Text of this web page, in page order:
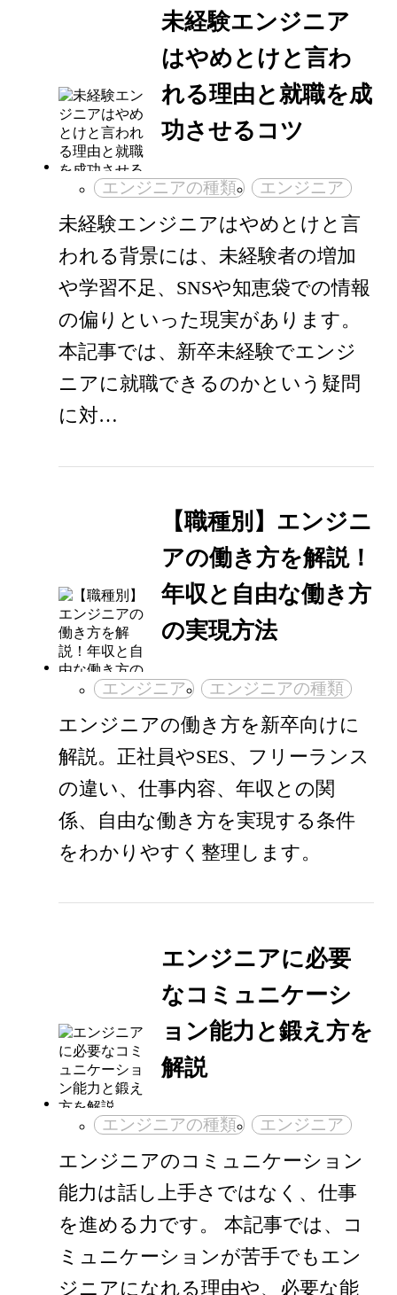
未経験エンジニア
はやめとけと言わ
れる理由と就職を成
功させるコツ
エンジニアの種類 エンジニア
未経験エンジニアはやめとけと言
われる背景には、未経験者の増加
や学習不足、SNSや知恵袋での情報
の偏りといった現実があります。
本記事では、新卒未経験でエンジ
ニアに就職できるのかという疑問
に対…
【職種別】エンジニ
アの働き方を解説！
年収と自由な働き方
の実現方法
エンジニア エンジニアの種類
エンジニアの働き方を新卒向けに
解説。正社員やSES、フリーランス
の違い、仕事内容、年収との関
係、自由な働き方を実現する条件
をわかりやすく整理します。
エンジニアに必要
なコミュニケーシ
ョン能力と鍛え方を
解説
エンジニアの種類 エンジニア
エンジニアのコミュニケーション
能力は話し上手さではなく、仕事
を進める力です。 本記事では、コ
ミュニケーションが苦手でもエン
ジニアになれる理由や、必要な能